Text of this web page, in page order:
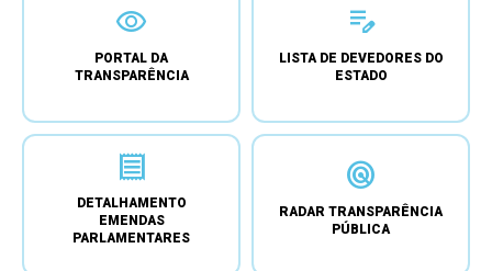
visibility
PORTAL DA
TRANSPARÊNCIA
edit_note
LISTA DE DEVEDORES DO
ESTADO
receipt
DETALHAMENTO
EMENDAS
PARLAMENTARES
radar
RADAR TRANSPARÊNCIA
PÚBLICA